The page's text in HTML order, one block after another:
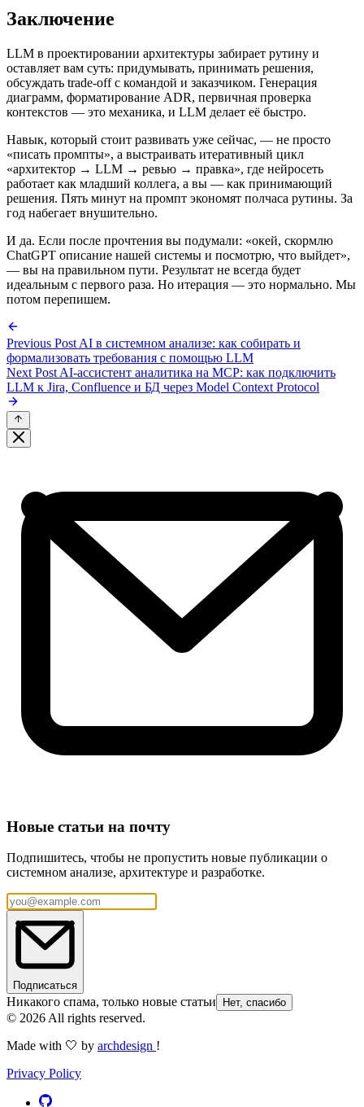
Заключение
LLM в проектировании архитектуры забирает рутину и
оставляет вам суть: придумывать, принимать решения,
обсуждать trade-off с командой и заказчиком. Генерация
диаграмм, форматирование ADR, первичная проверка
контекстов — это механика, и LLM делает её быстро.
Навык, который стоит развивать уже сейчас, — не просто
«писать промпты», а выстраивать итеративный цикл
«архитектор → LLM → ревью → правка», где нейросеть
работает как младший коллега, а вы — как принимающий
решения. Пять минут на промпт экономят полчаса рутины. За
год набегает внушительно.
И да. Если после прочтения вы подумали: «окей, скормлю
ChatGPT описание нашей системы и посмотрю, что выйдет»,
— вы на правильном пути. Результат не всегда будет
идеальным с первого раза. Но итерация — это нормально. Мы
потом перепишем.
Previous Post AI в системном анализе: как собирать и
формализовать требования с помощью LLM
Next Post AI-ассистент аналитика на MCP: как подключить
LLM к Jira, Confluence и БД через Model Context Protocol
Новые статьи на почту
Подпишитесь, чтобы не пропустить новые публикации о
системном анализе, архитектуре и разработке.
Подписаться
Никакого спама, только новые статьи Нет, спасибо
© 2026 All rights reserved.
Made with 🤍 by archdesign !
Privacy Policy